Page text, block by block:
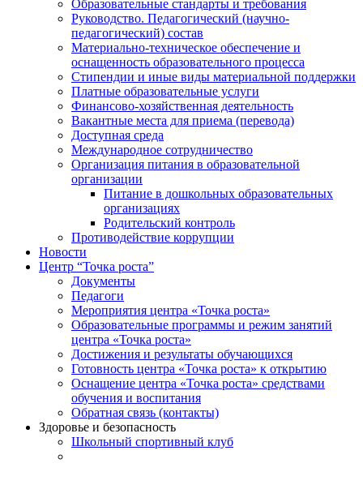
Образовательные стандарты и требования
Руководство. Педагогический (научно-
педагогический) состав
Материально-техническое обеспечение и
оснащенность образовательного процесса
Стипендии и иные виды материальной поддержки
Платные образовательные услуги
Финансово-хозяйственная деятельность
Вакантные места для приема (перевода)
Доступная среда
Международное сотрудничество
Организация питания в образовательной
организации
Питание в дошкольных образовательных
организациях
Родительский контроль
Противодействие коррупции
Новости
Центр “Точка роста”
Документы
Педагоги
Мероприятия центра «Точка роста»
Образовательные программы и режим занятий
центра «Точка роста»
Достижения и результаты обучающихся
Готовность центра «Точка роста» к открытию
Оснащение центра «Точка роста» средствами
обучения и воспитания
Обратная связь (контакты)
Здоровье и безопасность
Школьный спортивный клуб